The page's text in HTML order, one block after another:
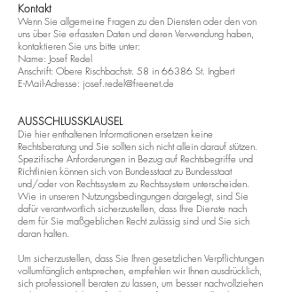
Kontakt
Wenn Sie allgemeine Fragen zu den Diensten oder den von
uns über Sie erfassten Daten und deren Verwendung haben,
kontaktieren Sie uns bitte unter:
Name: Josef Redel
Anschrift: Obere Rischbachstr. 58 in 66386 St. Ingbert
E-Mail-Adresse: josef.redel@freenet.de
AUSSCHLUSSKLAUSEL
Die hier enthaltenen Informationen ersetzen keine
Rechtsberatung und Sie sollten sich nicht allein darauf stützen.
Spezifische Anforderungen in Bezug auf Rechtsbegriffe und
Richtlinien können sich von Bundesstaat zu Bundesstaat
und/oder von Rechtssystem zu Rechtssystem unterscheiden.
Wie in unseren Nutzungsbedingungen dargelegt, sind Sie
dafür verantwortlich sicherzustellen, dass Ihre Dienste nach
dem für Sie maßgeblichen Recht zulässig sind und Sie sich
daran halten.
Um sicherzustellen, dass Sie Ihren gesetzlichen Verpflichtungen
vollumfänglich entsprechen, empfehlen wir Ihnen ausdrücklich,
sich professionell beraten zu lassen, um besser nachvollziehen